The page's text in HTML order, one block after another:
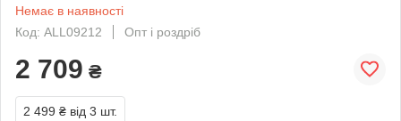
Немає в наявності
Код: ALL09212
Опт і роздріб
2 709 ₴
2 499 ₴ від 3 шт.